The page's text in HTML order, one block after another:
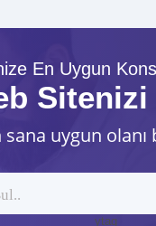
En Uygun
uygun
ytag